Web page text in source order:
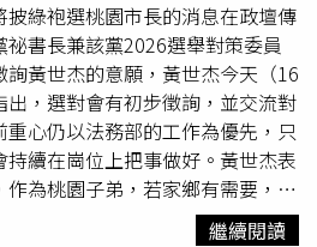
綠袍選桃園市長的消息在政壇傳
書長兼該黨2026選舉對策委員
黃世杰的意願，黃世杰今天（16
，選對會有初步徵詢，並交流對
心仍以法務部的工作為優先，只
續在崗位上把事做好。黃世杰表
為桃園子弟，若家鄉有需要，回
一切將尊重主席的決策權，相信
繼續閱讀